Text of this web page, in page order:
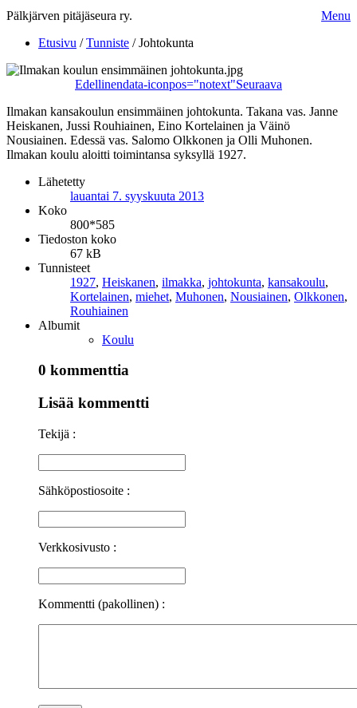
Pälkjärven pitäjäseura ry.
Menu
Etusivu /Tunniste /Johtokunta
Edellinendata-iconpos="notext"Seuraava
Ilmakan kansakoulun ensimmäinen johtokunta. Takana vas. Janne
Heiskanen, Jussi Rouhiainen, Eino Kortelainen ja Väinö
Nousiainen. Edessä vas. Salomo Olkkonen ja Olli Muhonen.
Ilmakan koulu aloitti toimintansa syksyllä 1927.
Lähetetty
lauantai 7. syyskuuta 2013
Koko
800*585
Tiedoston koko
67 kB
Tunnisteet
1927, Heiskanen, ilmakka, johtokunta, kansakoulu,
Kortelainen, miehet, Muhonen, Nousiainen, Olkkonen,
Rouhiainen
Albumit
Koulu
0 kommenttia
Lisää kommentti
Tekijä :
Sähköpostiosoite :
Verkkosivusto :
Kommentti (pakollinen) :